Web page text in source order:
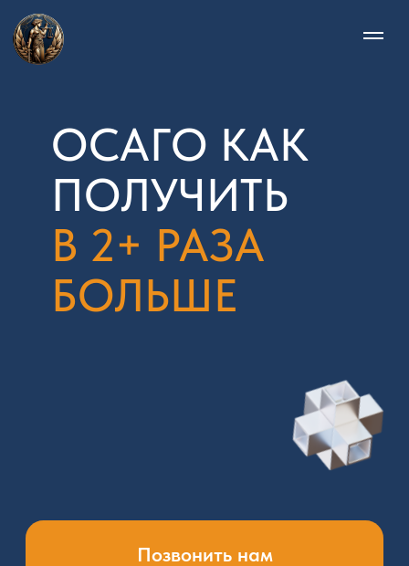
ПОЛУЧИТЬ
В 2+ РАЗА
БОЛЬШЕ